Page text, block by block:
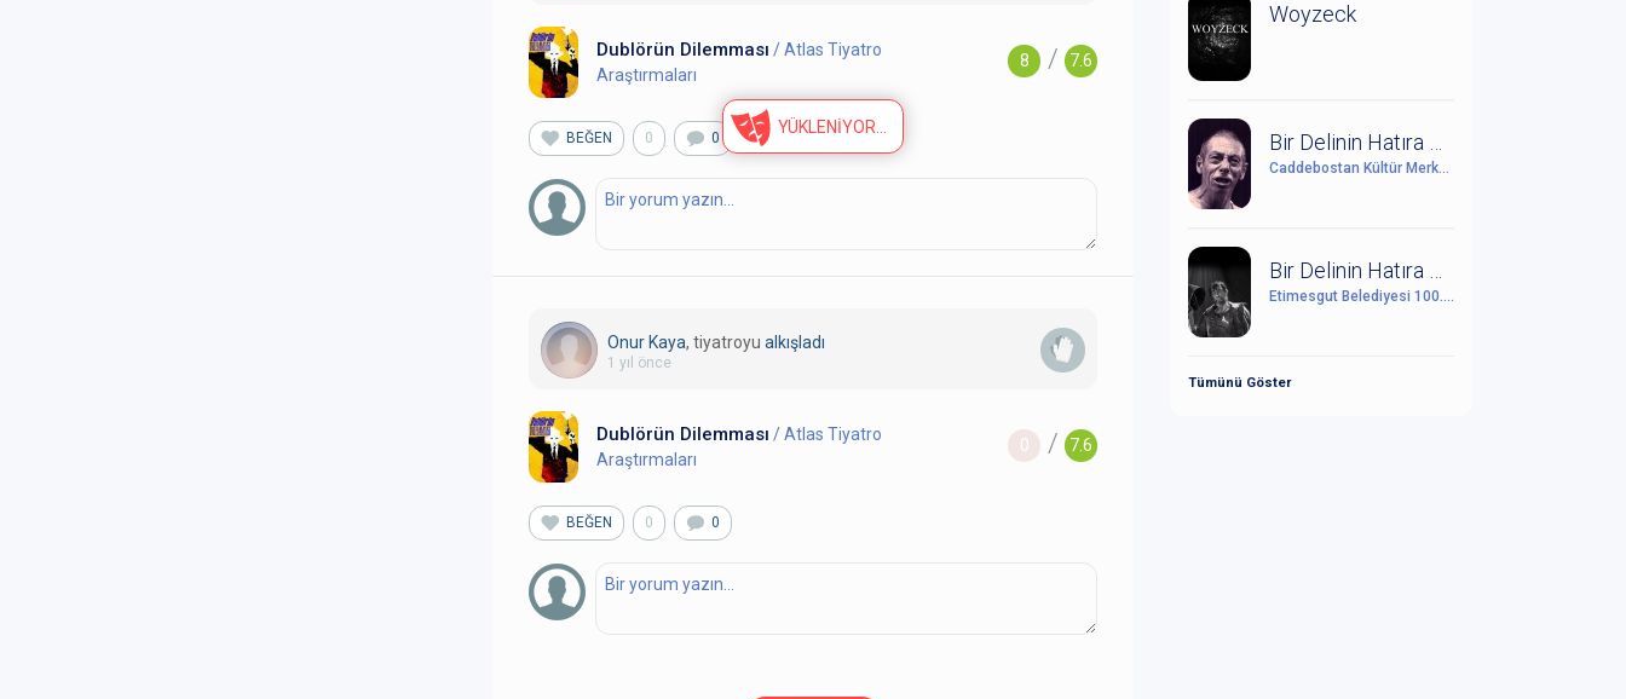
YÜKLENİYOR
7.6
/
8
Dublörün Dilemması / Atlas Tiyatro
Araştırmaları
BEĞEN 0 0
Onur Kaya, tiyatroyu alkışladı
1 yıl önce
7.6
/
0
Dublörün Dilemması / Atlas Tiyatro
Araştırmaları
BEĞEN 0 0
Woyzeck
Caddebostan Kültür Merkezi
Etimesgut Belediyesi 100. Yıl Cumhuriyet Kültür Sanat Merkezi
Tümünü Göster